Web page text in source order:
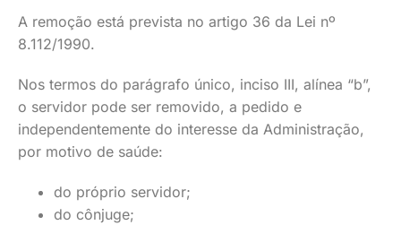
A remoção está prevista no artigo 36 da Lei nº
8.112/1990.
Nos termos do parágrafo único, inciso III, alínea “b”,
o servidor pode ser removido, a pedido e
independentemente do interesse da Administração,
por motivo de saúde:
do próprio servidor;
do cônjuge;